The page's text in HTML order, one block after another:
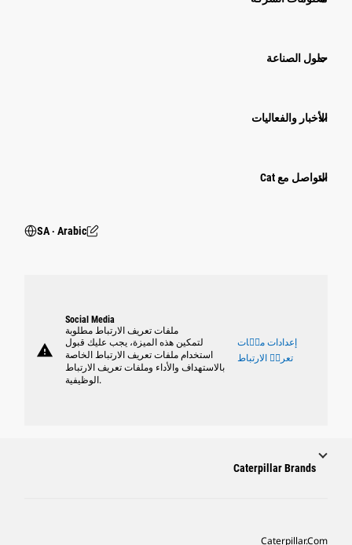
حلول الصناعة
الأخبار والفعاليات
التواصل مع Cat
SA ‧ Arabic
warning
Social Media
ملفات تعريف الارتباط مطلوبة
لتمكين هذه الميزة، يجب عليك قبول
استخدام ملفات تعريف الارتباط الخاصة
بالاستهداف والأداء وملفات تعريف الارتباط
الوظيفية.
إعدادات ملٝات
تعريٝ الارتباط
Caterpillar Brands
Caterpillar.com